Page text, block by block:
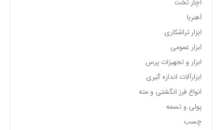
آچار تخت
آهنربا
ابزار تراشکاری
ابزار عمومی
ابزار و تجهیزات پرس
ابزارآلات اندازه گیری
انواع فرز انگشتی و مته
پولی و تسمه
چسب